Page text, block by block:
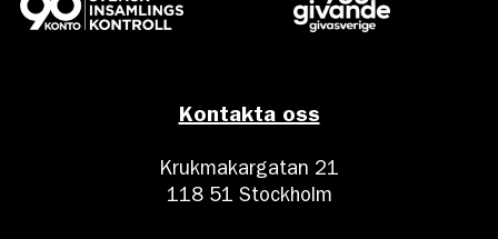
Kontakta oss
Krukmakargatan 21
118 51 Stockholm